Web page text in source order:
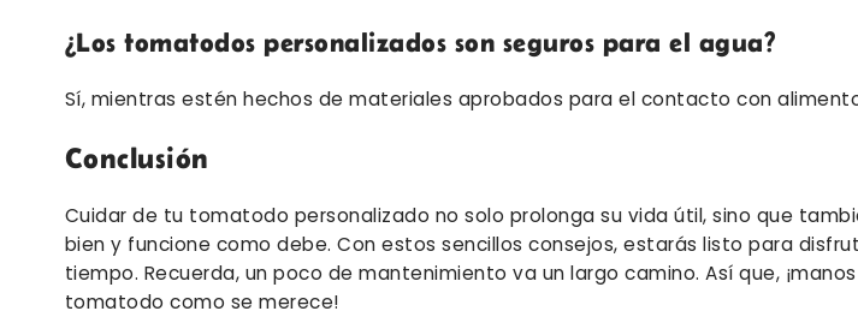
¿Los tomatodos personalizados son seguros para el agua?
Sí, mientras estén hechos de materiales aprobados para el contacto con
Conclusión
Cuidar de tu tomatodo personalizado no solo prolonga su vida útil, sino que
bien y funcione como debe. Con estos sencillos consejos, estarás listo para
tiempo. Recuerda, un poco de mantenimiento va un largo camino. Así que,
tomatodo como se merece!